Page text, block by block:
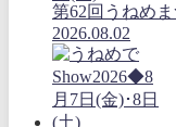
第62回うねめ
2026.08.02